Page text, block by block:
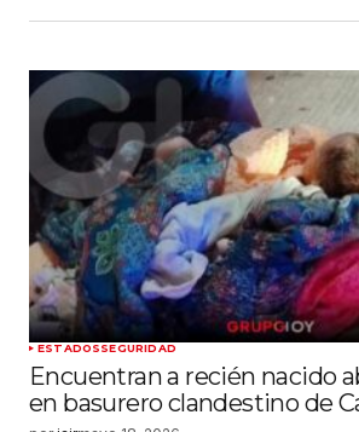
ESTADOSSEGURIDAD
Encuentran a recién nacido
en basurero clandestino de